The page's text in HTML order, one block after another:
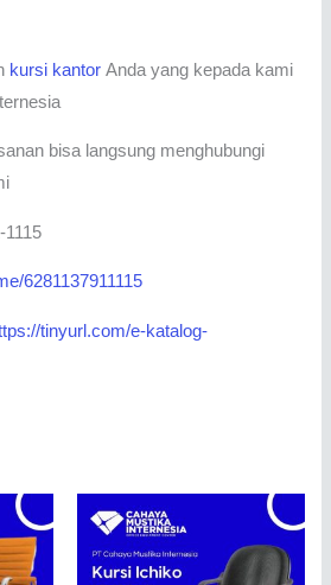
kursi kantorAnda yang kepada kami
bisa langsung menghubungi
1115
6281137911115
tinyurl.com/e-katalog-